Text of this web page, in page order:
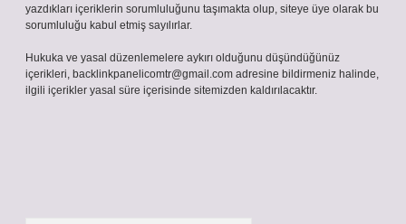
yazdıkları içeriklerin sorumluluğunu taşımakta olup, siteye üye olarak bu
sorumluluğu kabul etmiş sayılırlar.
Hukuka ve yasal düzenlemelere aykırı olduğunu düşündüğünüz
içerikleri, backlinkpanelicomtr@gmail.com adresine bildirmeniz halinde,
ilgili içerikler yasal süre içerisinde sitemizden kaldırılacaktır.